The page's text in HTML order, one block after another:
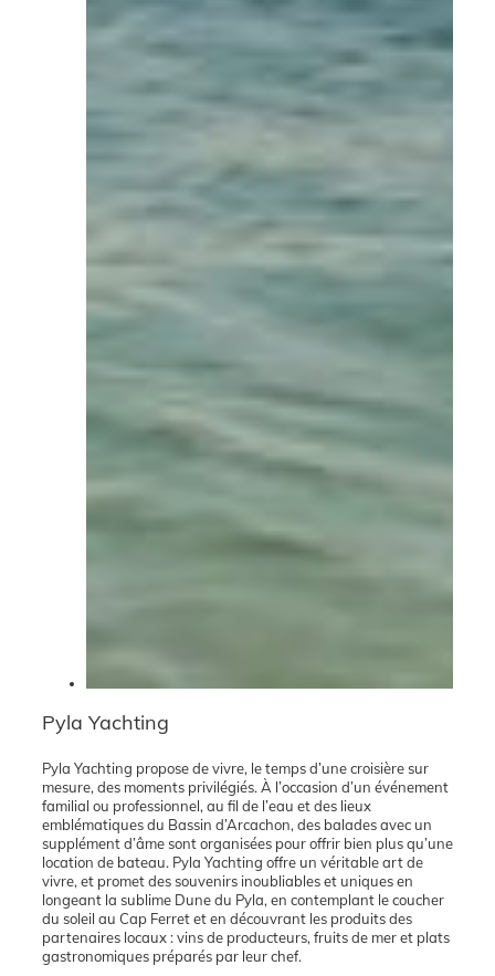
Pyla Yachting
Pyla Yachting propose de vivre, le temps d’une croisière sur
mesure, des moments privilégiés. À l’occasion d’un événement
familial ou professionnel, au fil de l’eau et des lieux
emblématiques du Bassin d’Arcachon, des balades avec un
supplément d’âme sont organisées pour offrir bien plus qu’une
location de bateau. Pyla Yachting offre un véritable art de
vivre, et promet des souvenirs inoubliables et uniques en
longeant la sublime Dune du Pyla, en contemplant le coucher
du soleil au Cap Ferret et en découvrant les produits des
partenaires locaux : vins de producteurs, fruits de mer et plats
gastronomiques préparés par leur chef.